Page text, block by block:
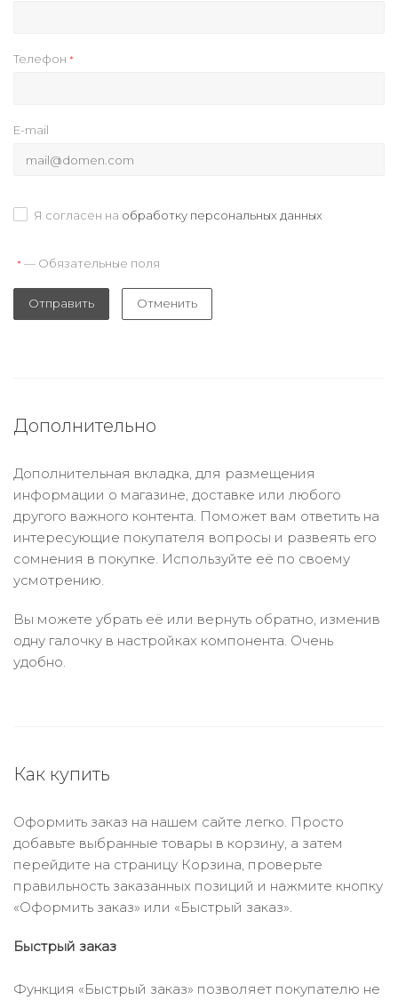
Телефон *
E-mail
Я согласен на обработку персональных данных
* — Обязательные поля
Отправить Отменить
Дополнительно
Дополнительная вкладка, для размещения
информации о магазине, доставке или любого
другого важного контента. Поможет вам ответить на
интересующие покупателя вопросы и развеять его
сомнения в покупке. Используйте её по своему
усмотрению.
Вы можете убрать её или вернуть обратно, изменив
одну галочку в настройках компонента. Очень
удобно.
Как купить
Оформить заказ на нашем сайте легко. Просто
добавьте выбранные товары в корзину, а затем
перейдите на страницу Корзина, проверьте
правильность заказанных позиций и нажмите кнопку
«Оформить заказ» или «Быстрый заказ».
Быстрый заказ
Функция «Быстрый заказ» позволяет покупателю не